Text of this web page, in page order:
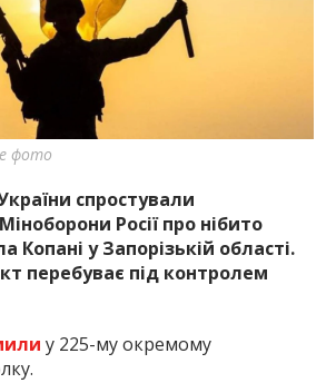
найважливішу інформацію про події
міста Запоріжжя та області.
фото
спростували
Росії про нібито
Копані у Запорізькій області.
перебуває під контролем
у 225-му окремому